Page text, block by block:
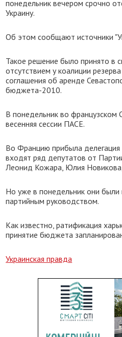
понедельник вечером срочно
Украину.
Об этом сообщают источники
Такое решение было принято в
отсутствием у коалиции
соглашения об аренде
бюджета-2010.
В понедельник во французском
весенняя сессии ПАСЕ.
Во Францию прибыла
входят ряд депутатов от
Леонид Кожара, Юлия Новикова,
Но уже в понедельник они
партийным руководством.
Как известно, ратификация
принятие бюджета
Украинская правда